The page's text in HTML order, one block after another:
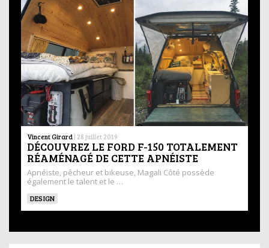
Vincent Girard | 28 juillet 2019
DÉCOUVREZ LE FORD F-150 TOTALEMENT
RÉAMÉNAGÉ DE CETTE APNÉISTE
Apnéiste, pêcheur et bikeuse, Magali Côté possède
également le talent et le …
DESIGN